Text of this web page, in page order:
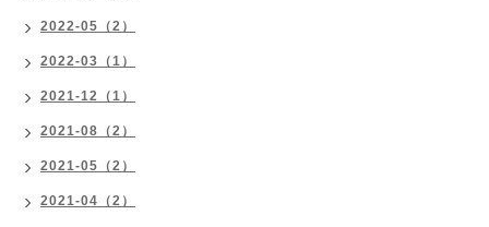
2022-05（2）
2022-03（1）
2021-12（1）
2021-08（2）
2021-05（2）
2021-04（2）